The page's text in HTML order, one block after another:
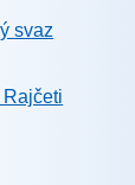
svaz
Rajčeti